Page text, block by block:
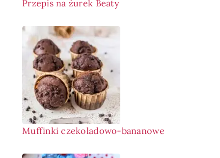
Przepis na żurek Beaty
Muffinki czekoladowo-bananowe